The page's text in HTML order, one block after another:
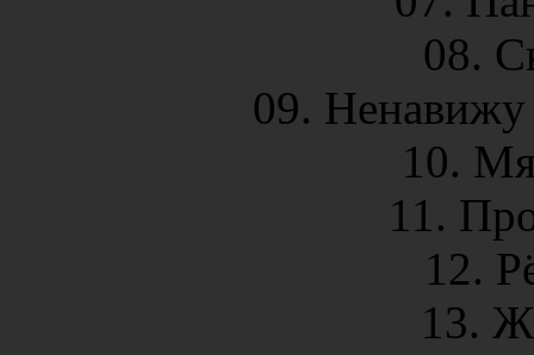
08.
09.
10.
11.
12.
13.